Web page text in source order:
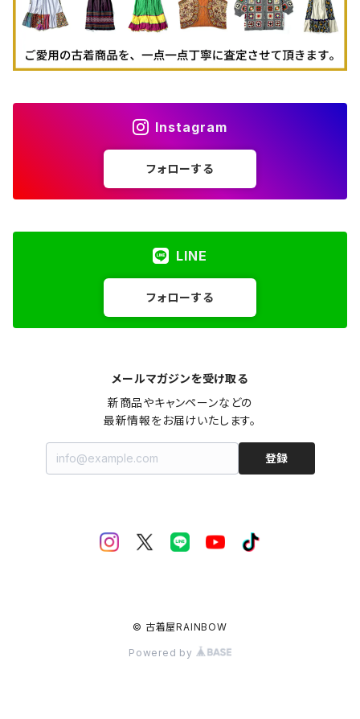
Instagram
フォローする
LINE
フォローする
メールマガジンを受け取る
新商品やキャンペーンなどの
最新情報をお届けいたします。
登録
© 古着屋RAINBOW
Powered by